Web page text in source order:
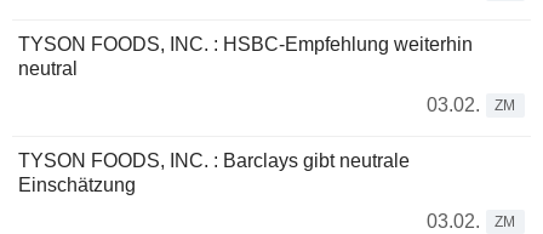
TYSON FOODS, INC. : HSBC-Empfehlung weiterhin
neutral
03.02.
ZM
TYSON FOODS, INC. : Barclays gibt neutrale
Einschätzung
03.02.
ZM